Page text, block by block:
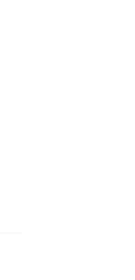
via X - U verlaat
via Facebook - U
via e-mail
via LinkedIn - U